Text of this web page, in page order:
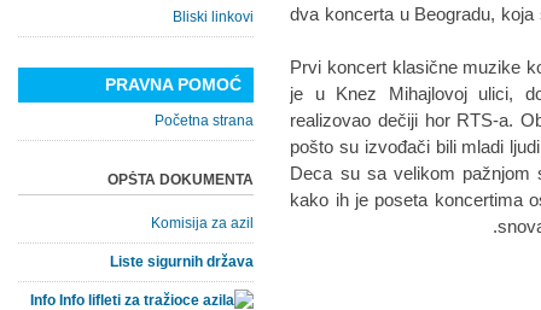
dva koncerta u Beogradu,
Prvi koncert klasične muzike
je u Knez Mihajlovoj ulici,
realizovao dečiji hor RTS-a.
pošto su izvođači bili mladi
Deca su sa velikom pažnjom
kako ih je poseta koncertima
Bliski linkovi
PRAVNA POMOĆ
Početna strana
OPŠTA DOKUMENTA
Komisija za azil
Liste sigurnih država
Info